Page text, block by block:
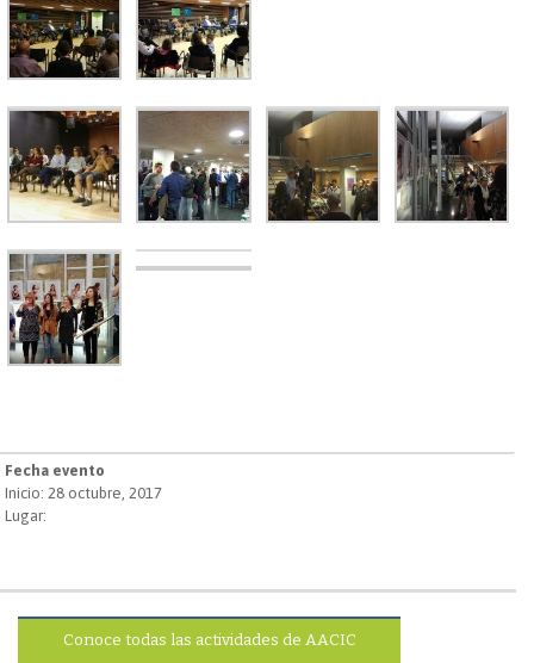
Fecha evento
Inicio: 28 octubre, 2017
Lugar:
Conoce todas las actividades de AACIC